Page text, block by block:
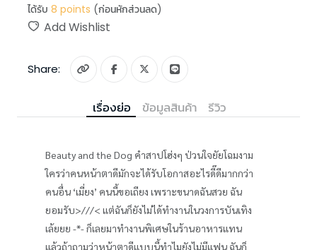
ได้รับ 8 points (ก่อนหักส่วนลด)
Add Wishlist
Share:
เรื่องย่อ ข้อมูลสินค้า รีวิว
Beauty and the Dog คำสาปโฮ่งๆ ป่วนใจยัยโฉมงาม
ใครว่าคนหน้าตาดีมักจะได้รับโอกาสอะไรดี๊ดีมากกว่า
คนอื่น ‘เมี่ยง’ คนนี้ขอเถียง เพราะขนาดฉันสวย ฉัน
ยอมรับ>///< แต่ฉันก็ยังไม่ได้ทำงานในวงการบันเทิง
เล้ยยย -*- ก็เลยมาทำงานพิเศษในร้านอาหารแทน
แล้วถ้าถามว่าหน้าตาดีแบบนี้ทำไมยังไม่มีแฟน ฉันก็